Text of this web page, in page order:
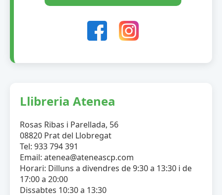
Llibreria Atenea
Rosas Ribas i Parellada, 56
08820 Prat del Llobregat
Tel: 933 794 391
Email: atenea@ateneascp.com
Horari: Dilluns a divendres de 9:30 a 13:30 i de
17:00 a 20:00
Dissabtes 10:30 a 13:30